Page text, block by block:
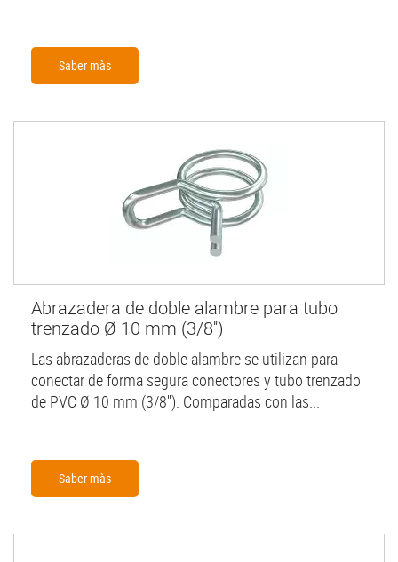
Saber màs
Abrazadera de doble alambre para tubo
trenzado Ø 10 mm (3/8'')
Las abrazaderas de doble alambre se utilizan para
conectar de forma segura conectores y tubo trenzado
de PVC Ø 10 mm (3/8''). Comparadas con las...
Saber màs